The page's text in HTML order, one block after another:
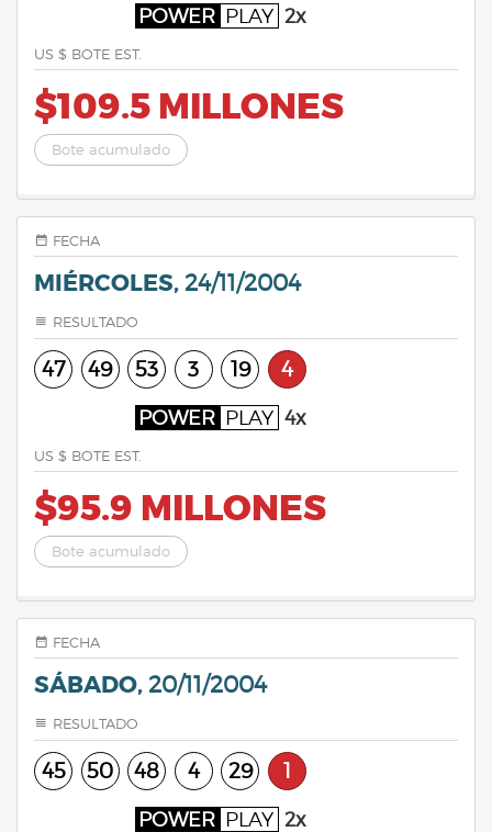
POWER PLAY 2x
US $ BOTE EST.
$109.5 MILLONES
Bote acumulado
FECHA
MIÉRCOLES, 24/11/2004
RESULTADO
47 49 53 3 19 4
POWER PLAY 4x
US $ BOTE EST.
$95.9 MILLONES
Bote acumulado
FECHA
SÁBADO, 20/11/2004
RESULTADO
45 50 48 4 29 1
POWER PLAY 2x